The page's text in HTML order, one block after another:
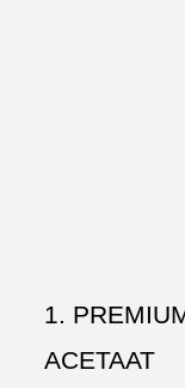
1.
ACETAAT